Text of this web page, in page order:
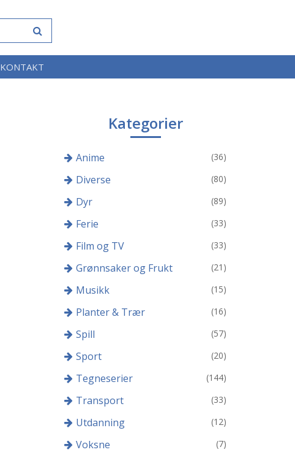
KONTAKT
Kategorier
Anime (36)
Diverse (80)
Dyr (89)
Ferie (33)
Film og TV (33)
Grønnsaker og Frukt (21)
Musikk (15)
Planter & Trær (16)
Spill (57)
Sport (20)
Tegneserier (144)
Transport (33)
Utdanning (12)
Voksne (7)